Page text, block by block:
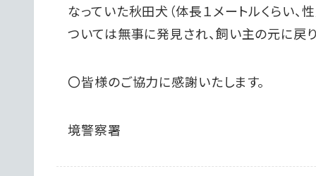
なっていた秋田犬（体長１メートルくらい、
ついては無事に発見され、飼い主の元に戻り
〇皆様のご協力に感謝いたします。
境警察署